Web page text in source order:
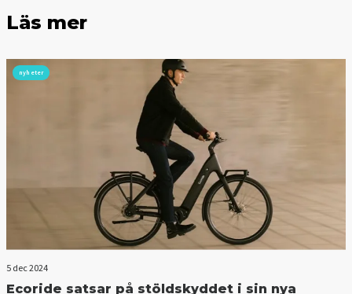
Läs mer
nyheter
5 dec 2024
Ecoride satsar på stöldskyddet i sin nya